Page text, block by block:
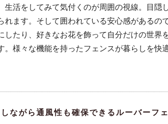
生活をしてみて気付くのが周囲の視線。目隠
れます。そして囲われている安心感があるの
したり、好きなお花を飾って自分だけの世界
様々な機能を持ったフェンスが暮らしを快
ながら通風性も確保できるルーバーフ